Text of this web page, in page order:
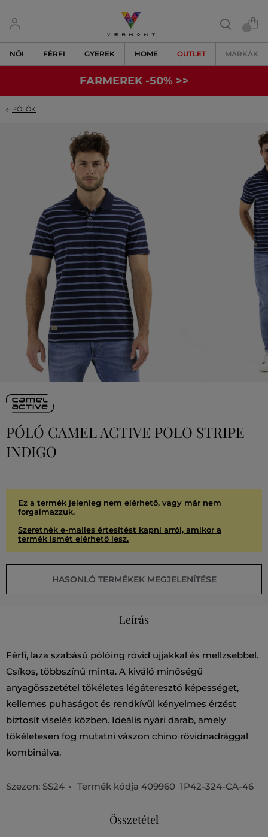
NŐI FÉRFI GYEREK HOME OUTLET MÁRKÁK
FARMEREK -50% >>
PÓLÓK
PÓLÓ CAMEL ACTIVE POLO STRIPE
INDIGO
Ez a termék jelenleg nem elérhető, vagy már nem
forgalmazzuk.
Szeretnék e-mailes értesítést kapni arról, amikor a
termék ismét elérhető lesz.
HASONLÓ TERMÉKEK MEGJELENÍTÉSE
Leírás
Férfi, laza szabású pólóing rövid ujjakkal és mellzsebbel.
Csíkos, többszínű minta. A kiváló minőségű
anyagösszetétel tökéletes légáteresztő képességet,
kellemes puhaságot és rendkívül kényelmes érzést
biztosít viselés közben. Ideális nyári darab, amely
tökéletesen fog mutatni vászon chino rövidnadrággal
kombinálva.
Szezon: SS24 Termék kódja 409960_1P42-324-CA-46
Összetétel